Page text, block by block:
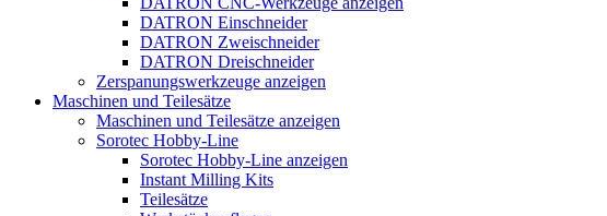
DATRON Einschneider
DATRON Zweischneider
DATRON Dreischneider
Zerspanungswerkzeuge anzeigen
Maschinen und Teilesätze
Maschinen und Teilesätze anzeigen
Sorotec Hobby-Line
Sorotec Hobby-Line anzeigen
Instant Milling Kits
Teilesätze